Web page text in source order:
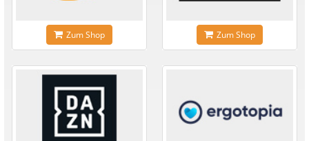
Zum Shop Zum Shop